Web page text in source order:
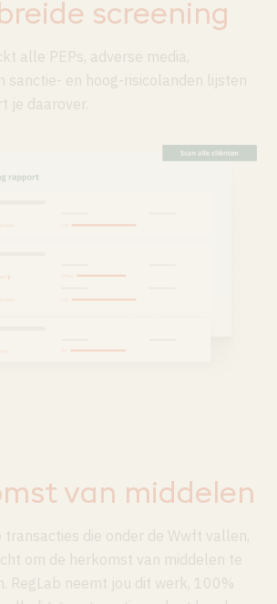
screening
alle PEPs, adverse media,
sanctie- en hoog-risicolanden lijsten
je daarover.
van middelen
transacties die onder de Wwft vallen,
om de herkomst van middelen te
RegLab neemt jou dit werk, 100%